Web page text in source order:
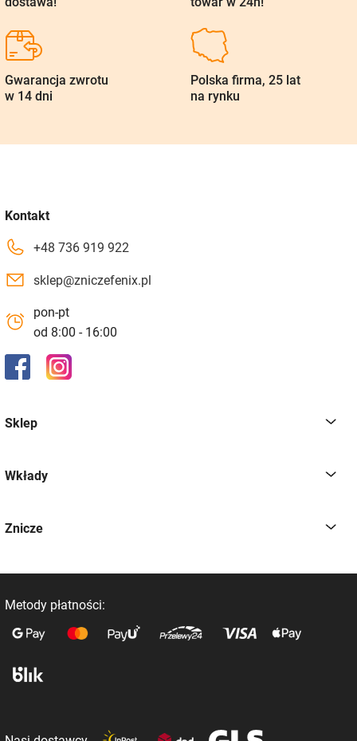
Gwarancja zwrotu
w 14 dni
Polska firma, 25 lat
na rynku
Kontakt
+48 736 919 922
sklep@zniczefenix.pl
pon-pt
od 8:00 - 16:00
Sklep
Wkłady
Znicze
Metody płatności: